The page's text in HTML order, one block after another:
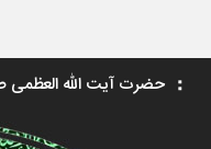
حضرت آیت الله